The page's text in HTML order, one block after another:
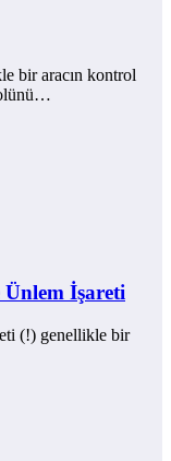
bir aracın kontrol
Ünlem İşareti
(!) genellikle bir